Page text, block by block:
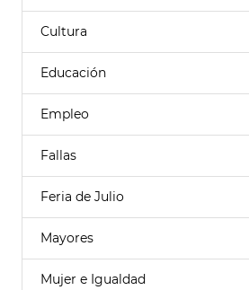
Cultura
Educación
Empleo
Fallas
Feria de Julio
Mayores
Mujer e Igualdad